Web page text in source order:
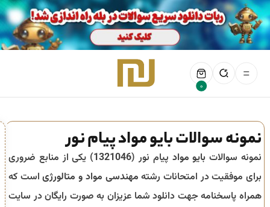
0
نمونه سوالات بایو مواد پیام نور
نمونه سوالات بایو مواد پیام نور (1321046) یکی از منابع ضروری
برای موفقیت در امتحانات رشته مهندسی مواد و متالورژیاست که
همراه پاسخنامه جهت دانلود شما عزیزان به صورت رایگان در سایت